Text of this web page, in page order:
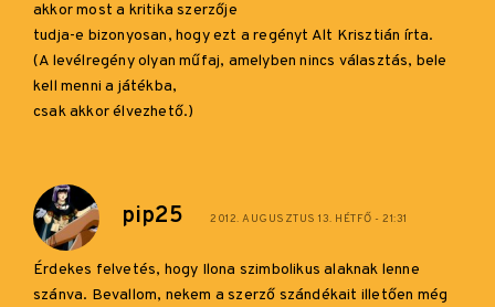
akkor most a kritika szerzője
tudja-e bizonyosan, hogy ezt a regényt Alt Krisztián írta.
(A levélregény olyan műfaj, amelyben nincs választás, bele
kell menni a játékba,
csak akkor élvezhető.)
pip25 2012. AUGUSZTUS 13. HÉTFŐ - 21:31
Érdekes felvetés, hogy Ilona szimbolikus alaknak lenne
szánva. Bevallom, nekem a szerző szándékait illetően még